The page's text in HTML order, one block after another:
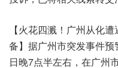
【火花四溅！广州从化
备】据广州市突发事件
日晚7点半左右，在广州